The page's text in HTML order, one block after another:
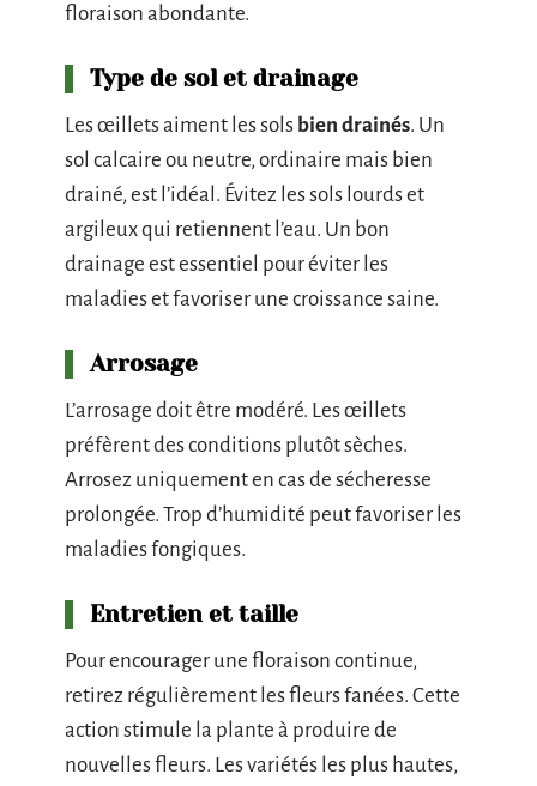
floraison abondante.
Type de sol et drainage
Les œillets aiment les sols bien drainés. Un
sol calcaire ou neutre, ordinaire mais bien
drainé, est l’idéal. Évitez les sols lourds et
argileux qui retiennent l’eau. Un bon
drainage est essentiel pour éviter les
maladies et favoriser une croissance saine.
Arrosage
L’arrosage doit être modéré. Les œillets
préfèrent des conditions plutôt sèches.
Arrosez uniquement en cas de sécheresse
prolongée. Trop d’humidité peut favoriser les
maladies fongiques.
Entretien et taille
Pour encourager une floraison continue,
retirez régulièrement les fleurs fanées. Cette
action stimule la plante à produire de
nouvelles fleurs. Les variétés les plus hautes,